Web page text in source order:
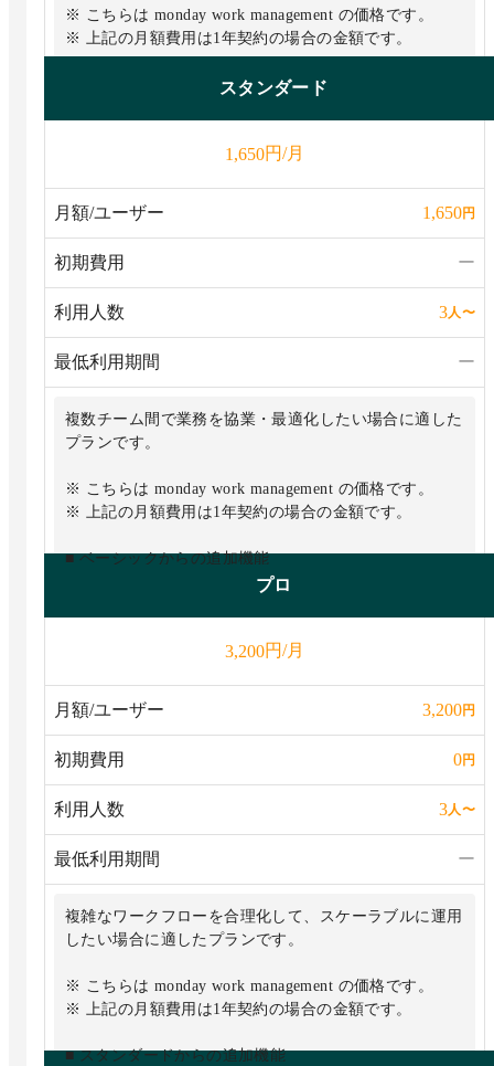
※ こちらは monday work management の価格です。
※ 上記の月額費用は1年契約の場合の金額です。
■ 無料プランからの追加機能
・1つのボードを元にしたダッシュボードを作成可能
・5GBのファイルストレージ
スタンダード
1,650円/月
月額/ユーザー 1,650円
初期費用 ー
利用人数 3人〜
最低利用期間 ー
複数チーム間で業務を協業・最適化したい場合に適した
プランです。
※ こちらは monday work management の価格です。
※ 上記の月額費用は1年契約の場合の金額です。
■ ベーシックからの追加機能
・タイムライン＆ガントビュー
・外部連携（統合）：月250アクション
・5つのボードの情報を元にしたダッシュボードを作成
・20GBのファイルストレージ
プロ
3,200円/月
月額/ユーザー 3,200円
初期費用 0円
利用人数 3人〜
最低利用期間 ー
複雑なワークフローを合理化して、スケーラブルに運用
したい場合に適したプランです。
※ こちらは monday work management の価格です。
※ 上記の月額費用は1年契約の場合の金額です。
■ スタンダードからの追加機能